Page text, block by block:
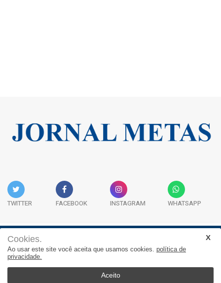
TWITTER FACEBOOK INSTAGRAM WHATSAPP
JORNAL METAS - Rua São José, 253, Sala 302, Centro
Cookies.
Ao usar este site você aceita que usamos cookies. política de
privacidade.
Aceito